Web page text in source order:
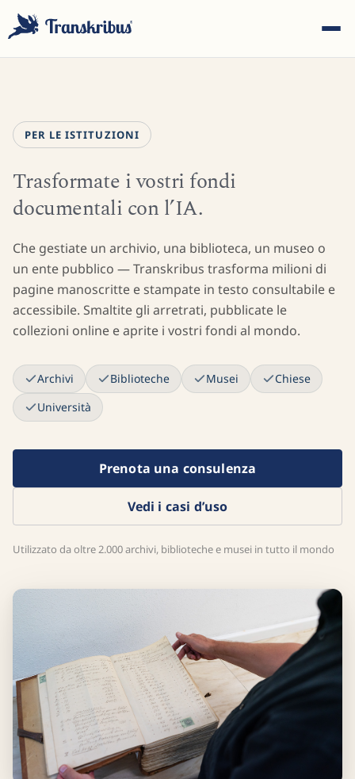
Inizia a digitare per cercare tra modelli, sites e articoli del
blog...
PER LE ISTITUZIONI
Trasformate i vostri fondi
documentali con l’IA.
Che gestiate un archivio, una biblioteca, un museo o
un ente pubblico — Transkribus trasforma milioni di
pagine manoscritte e stampate in testo consultabile e
accessibile. Smaltite gli arretrati, pubblicate le
collezioni online e aprite i vostri fondi al mondo.
Archivi Biblioteche Musei
Chiese
Università
Prenota una consulenza
Vedi i casi d’uso
Utilizzato da oltre 2.000 archivi, biblioteche e musei in tutto il mondo